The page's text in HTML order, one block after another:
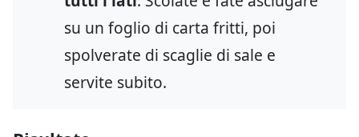
su un foglio di carta fritti, poi
spolverate di scaglie di sale e
servite subito.